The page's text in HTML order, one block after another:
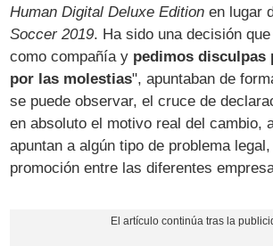
Human Digital Deluxe Edition en lugar
Soccer 2019. Ha sido una decisión
como compañía y pedimos disculpas
por las molestias", apuntaban de
se puede observar, el cruce de
en absoluto el motivo real del cambio,
apuntan a algún tipo de problema
promoción entre las diferentes